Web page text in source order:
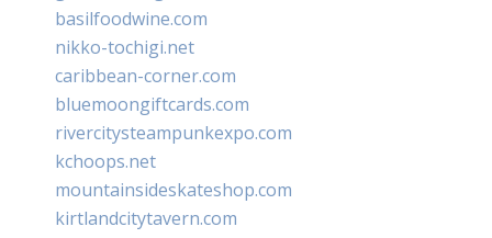
basilfoodwine.com
nikko-tochigi.net
caribbean-corner.com
bluemoongiftcards.com
rivercitysteampunkexpo.com
kchoops.net
mountainsideskateshop.com
kirtlandcitytavern.com